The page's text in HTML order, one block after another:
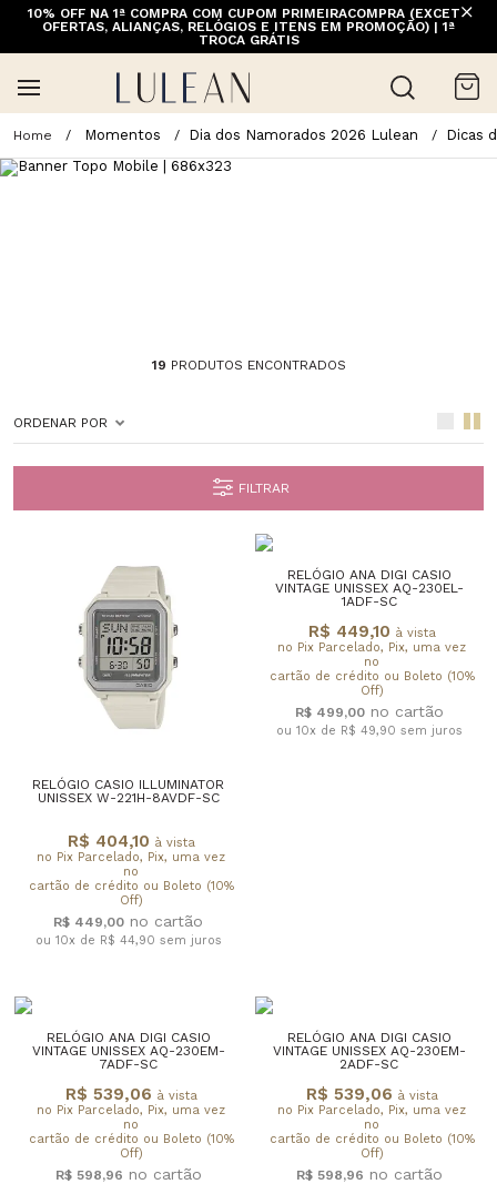
10% OFF NA 1ª COMPRA COM CUPOM PRIMEIRACOMPRA (EXCETO
OFERTAS, ALIANÇAS, RELÓGIOS E ITENS EM PROMOÇÃO) | 1ª
TROCA GRÁTIS
FRETE GRÁTIS ACIMA DE 399 PARA REGIÕES SELECIONADAS
(EXCETO LINHA HOME)
Momentos Dia dos Namorados 2026 Lulean Dicas
19 PRODUTOS ENCONTRADOS
ORDENAR POR
FILTRAR
RELÓGIO CASIO ILLUMINATOR
UNISSEX W-221H-8AVDF-SC
R$ 404,10 à vista
no Pix Parcelado, Pix, uma vez
no
cartão de crédito ou Boleto (10%
Off)
R$ 449,00
ou 10x de R$ 44,90 sem juros
RELÓGIO ANA DIGI CASIO
VINTAGE UNISSEX AQ-230EL-
1ADF-SC
R$ 449,10 à vista
no Pix Parcelado, Pix, uma vez
no
cartão de crédito ou Boleto (10%
Off)
R$ 499,00
ou 10x de R$ 49,90 sem juros
RELÓGIO ANA DIGI CASIO
VINTAGE UNISSEX AQ-230EM-
7ADF-SC
R$ 539,06 à vista
no Pix Parcelado, Pix, uma vez
no
cartão de crédito ou Boleto (10%
Off)
R$ 598,96
RELÓGIO ANA DIGI CASIO
VINTAGE UNISSEX AQ-230EM-
2ADF-SC
R$ 539,06 à vista
no Pix Parcelado, Pix, uma vez
no
cartão de crédito ou Boleto (10%
Off)
R$ 598,96